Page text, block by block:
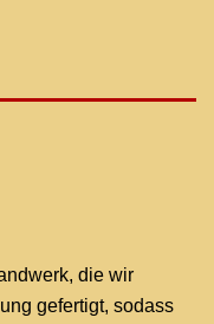
die wir
gefertigt, sodass